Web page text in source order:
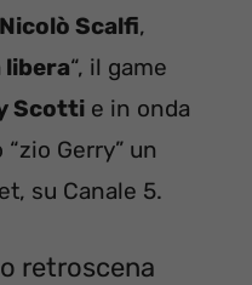
Nicolò Scalfi,
libera“, il game
Scotti e in onda
Gerry” un
su Canale 5.
retroscena